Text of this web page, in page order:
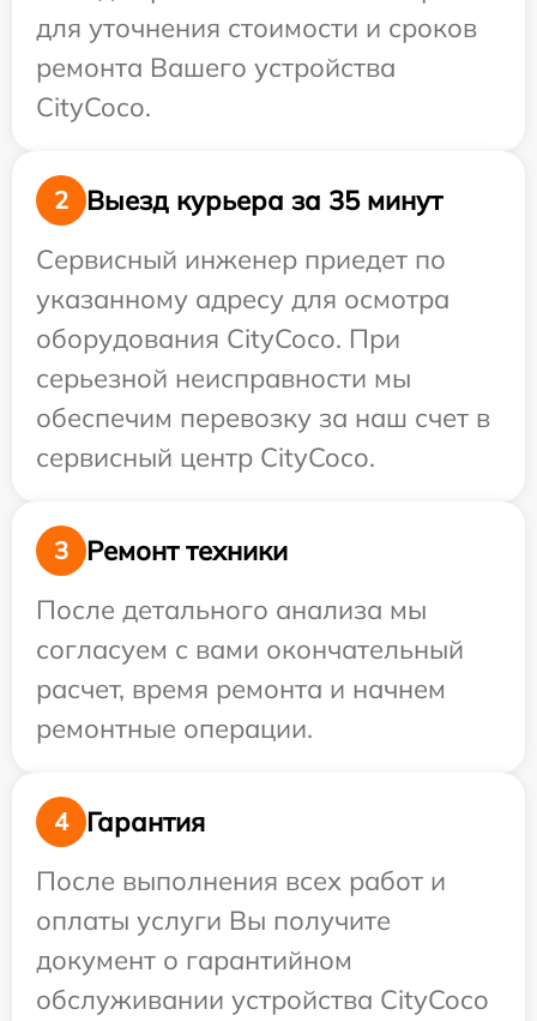
для уточнения стоимости и сроков
ремонта Вашего устройства
CityCoco.
2
Выезд курьера за 35 минут
Сервисный инженер приедет по
указанному адресу для осмотра
оборудования CityCoco. При
серьезной неисправности мы
обеспечим перевозку за наш счет в
сервисный центр CityCoco.
3
Ремонт техники
После детального анализа мы
согласуем с вами окончательный
расчет, время ремонта и начнем
ремонтные операции.
4
Гарантия
После выполнения всех работ и
оплаты услуги Вы получите
документ о гарантийном
обслуживании устройства CityCoco